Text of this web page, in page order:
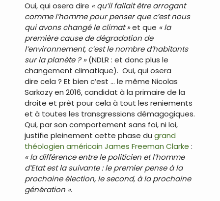
Oui, qui osera dire « qu’il fallait être arrogant
comme l’homme pour penser que c’est nous
qui avons changé le climat »et que « la
première cause de dégradation de
l’environnement, c’est le nombre d’habitants
sur la planète ? »(NDLR : et donc plus le
changement climatique). Oui, qui osera
dire cela ? Et bien c’est … le même Nicolas
Sarkozy en 2016, candidat à la primaire de la
droite et prêt pour cela à tout les reniements
et à toutes les transgressions démagogiques.
Qui, par son comportement sans foi, ni loi,
justifie pleinement cette phase du grand
théologien américain James Freeman Clarke :
« la différence entre le politicien et l’homme
d’Etat est la suivante : le premier pense à la
prochaine élection, le second, à la prochaine
génération ».